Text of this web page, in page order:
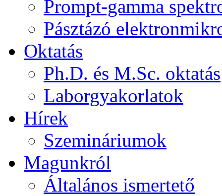
Prompt-gamma
Pásztázó
Oktatás
Ph.D. és M.Sc. oktatás
Laborgyakorlatok
Hírek
Szemináriumok
Magunkról
Általános ismertető